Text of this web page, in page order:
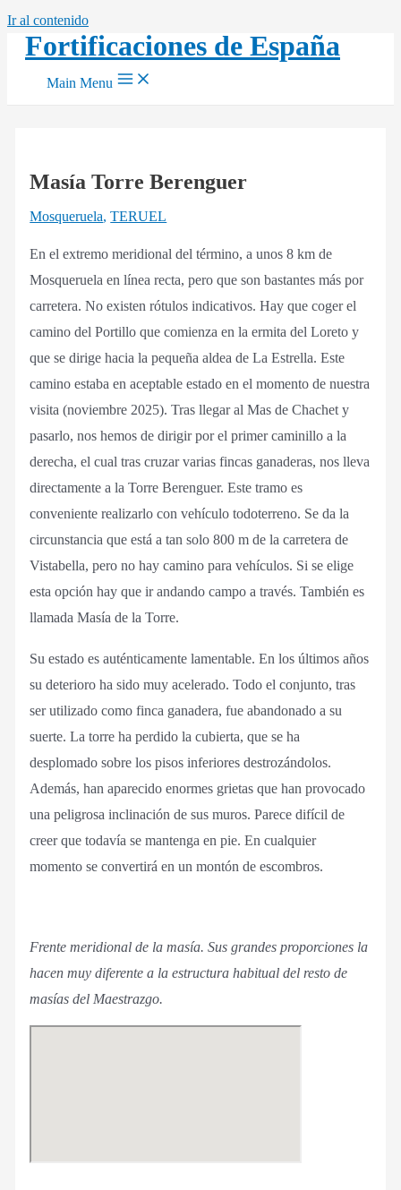
Ir al contenido
Fortificaciones de España
Main Menu
Masía Torre Berenguer
Mosqueruela,TERUEL
En el extremo meridional del término, a unos 8 km de
Mosqueruela en línea recta, pero que son bastantes más por
carretera. No existen rótulos indicativos. Hay que coger el
camino del Portillo que comienza en la ermita del Loreto y
que se dirige hacia la pequeña aldea de La Estrella. Este
camino estaba en aceptable estado en el momento de nuestra
visita (noviembre 2025). Tras llegar al Mas de Chachet y
pasarlo, nos hemos de dirigir por el primer caminillo a la
derecha, el cual tras cruzar varias fincas ganaderas, nos lleva
directamente a la Torre Berenguer. Este tramo es
conveniente realizarlo con vehículo todoterreno. Se da la
circunstancia que está a tan solo 800 m de la carretera de
Vistabella, pero no hay camino para vehículos. Si se elige
esta opción hay que ir andando campo a través. También es
llamada Masía de la Torre.
Su estado es auténticamente lamentable. En los últimos años
su deterioro ha sido muy acelerado. Todo el conjunto, tras
ser utilizado como finca ganadera, fue abandonado a su
suerte. La torre ha perdido la cubierta, que se ha
desplomado sobre los pisos inferiores destrozándolos.
Además, han aparecido enormes grietas que han provocado
una peligrosa inclinación de sus muros. Parece difícil de
creer que todavía se mantenga en pie. En cualquier
momento se convertirá en un montón de escombros.
Frente meridional de la masía. Sus grandes proporciones la
hacen muy diferente a la estructura habitual del resto de
masías del Maestrazgo.